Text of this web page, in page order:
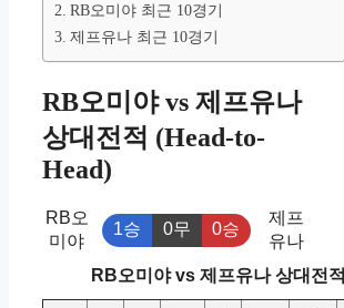
RB오미야 최근 10경기
제프유나 최근 10경기
RB오미야 vs 제프유나
상대전적 (Head-to-
Head)
RB오
미야
1승 0무 0승
제프
유나
RB오미야 vs 제프유나 상대전적